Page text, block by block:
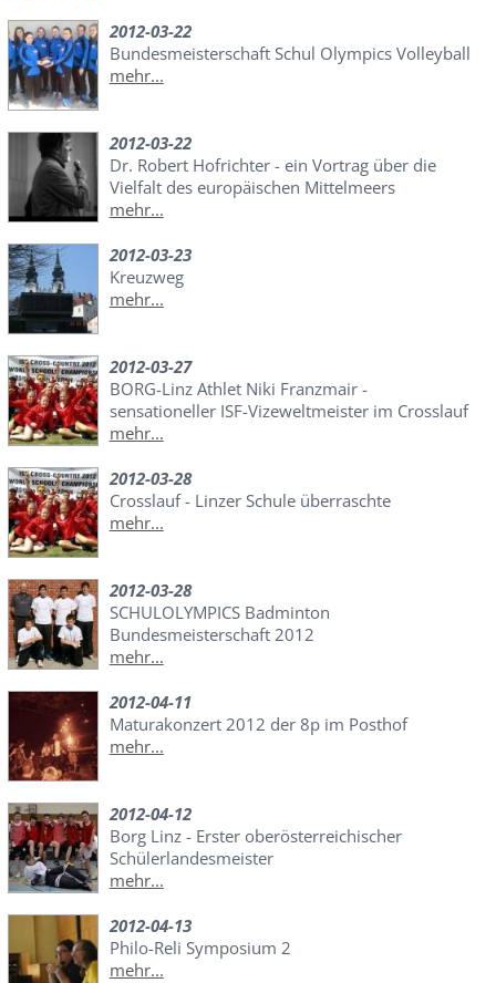
2012-03-22
Bundesmeisterschaft Schul Olympics Volleyball
mehr...
2012-03-22
Dr. Robert Hofrichter - ein Vortrag über die
Vielfalt des europäischen Mittelmeers
mehr...
2012-03-23
Kreuzweg
mehr...
2012-03-27
BORG-Linz Athlet Niki Franzmair -
sensationeller ISF-Vizeweltmeister im Crosslauf
mehr...
2012-03-28
Crosslauf - Linzer Schule überraschte
mehr...
2012-03-28
SCHULOLYMPICS Badminton
Bundesmeisterschaft 2012
mehr...
2012-04-11
Maturakonzert 2012 der 8p im Posthof
mehr...
2012-04-12
Borg Linz - Erster oberösterreichischer
Schülerlandesmeister
mehr...
2012-04-13
Philo-Reli Symposium 2
mehr...